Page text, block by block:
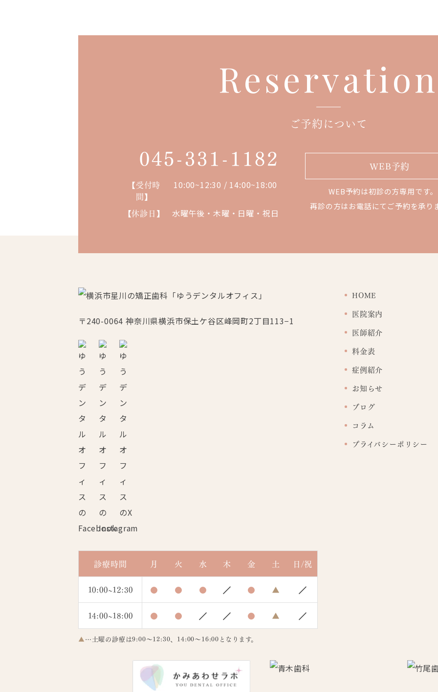
Reservation
ご予約について
045-331-1182
【受付時
間】
10:00~12:30 / 14:00~18:00
【休診日】 水曜午後・木曜・日曜・祝日
WEB予約
WEB予約は初診の方専用です。
再診の方はお電話にてご予約を承り
〒240-0064 神奈川県横浜市保土ケ谷区峰岡町2丁目113−1
診療時間 月 火 水 木 金 土 日/祝
10:00~12:30 ● ● ● ／ ● ▲ ／
14:00~18:00 ● ● ／ ／ ● ▲ ／
▲…土曜の診療は9:00～12:30、14:00～16:00となります。
HOME
医院案内
医師紹介
料金表
症例紹介
お知らせ
ブログ
コラム
プライバシーポリシー